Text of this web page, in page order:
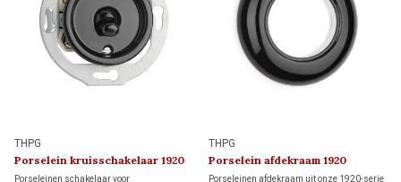
THPG
Porselein kruisschakelaar 1920
Porseleinen schakelaar voor
THPG
Porselein afdekraam 1920
Porseleinen afdekraam uit onze 1920-serie